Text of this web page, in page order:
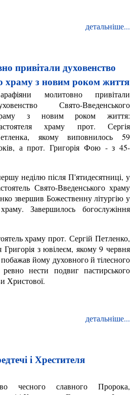
детальніше...
привітали духовенство
храму з новим роком життя
молитовно привітали
Свято-Введенського
з новим роком життя:
храму прот. Сергія
якому виповнилось 59
а прот. Григорія Фою - з 45-
неділю після П'ятидесятниці, у
Свято-Введенського храму
звершив Божественну літургію у
Завершилось богослужіння
храму прот.Сергій Петленко,
з ювілеєм, якому 9 червня
йому духовного й тілесного
нести подвиг пастирського
Христової.
детальніше...
і Хрестителя
чесного славного Пророка,